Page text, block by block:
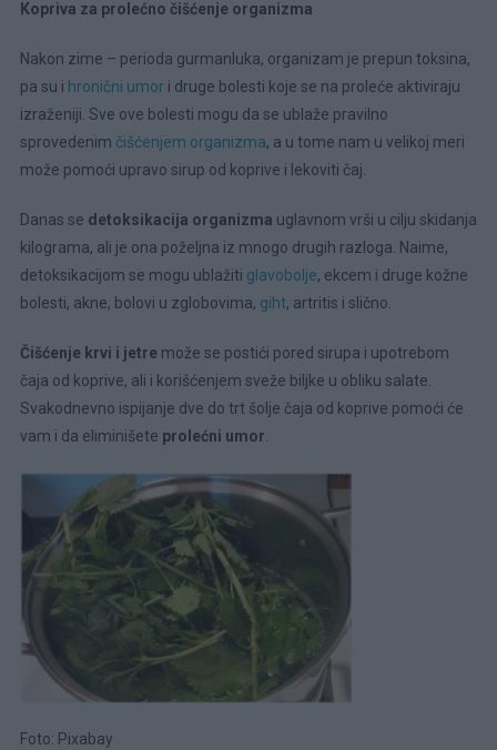
Kopriva za prolećno čišćenje organizma
Nakon zime – perioda gurmanluka, organizam je prepun toksina,
pa su i hronični umor i druge bolesti koje se na proleće aktiviraju
izraženiji. Sve ove bolesti mogu da se ublaže pravilno
sprovedenim čišćenjem organizma, a u tome nam u velikoj meri
može pomoći upravo sirup od koprive i lekoviti čaj.
Danas se detoksikacija organizma uglavnom vrši u cilju skidanja
kilograma, ali je ona poželjna iz mnogo drugih razloga. Naime,
detoksikacijom se mogu ublažiti glavobolje, ekcem i druge kožne
bolesti, akne, bolovi u zglobovima, giht, artritis i slično.
Čišćenje krvi i jetre može se postići pored sirupa i upotrebom
čaja od koprive, ali i korišćenjem sveže biljke u obliku salate.
Svakodnevno ispijanje dve do trt šolje čaja od koprive pomoći će
vam i da eliminišete prolećni umor
Foto: Pixabay